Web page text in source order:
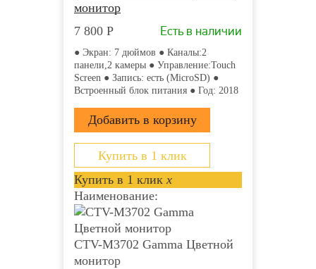
монитор
7 800 Р Есть в наличии
● Экран: 7 дюймов ● Каналы:2
панели,2 камеры ● Управление:Touch
Screen ● Запись: есть (MicroSD) ●
Встроенный блок питания ● Год: 2018
Купить в 1 клик
Купить в 1 клик x
Наименование:
CTV-M3702 Gamma Цветной
монитор